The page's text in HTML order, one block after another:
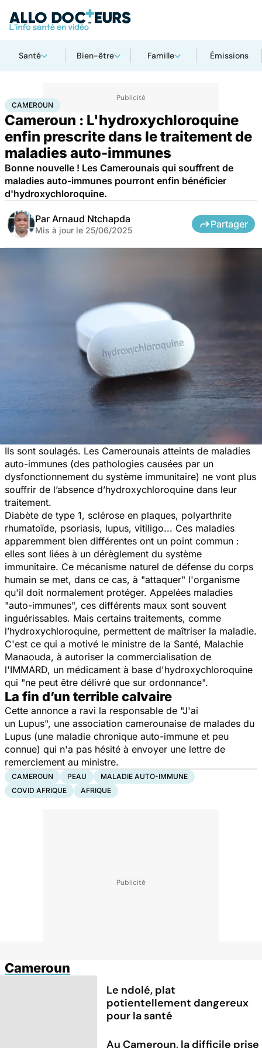
Santé Bien-être Famille Émissions
AccueilSanté Cameroun
CAMEROUN
Cameroun : L'hydroxychloroquine
enfin prescrite dans le traitement de
maladies auto-immunes
Bonne nouvelle ! Les Camerounais qui souffrent de
maladies auto-immunes pourront enfin bénéficier
d'hydroxychloroquine.
Par Arnaud Ntchapda
Mis à jour le 25/06/2025
Partager
Ils sont soulagés. Les Camerounais atteints de maladies
auto-immunes (des pathologies causées par un
dysfonctionnement du système immunitaire) ne vont plus
souffrir de l’absence d’hydroxychloroquine dans leur
traitement.
Diabète de type 1, sclérose en plaques, polyarthrite
rhumatoïde, psoriasis, lupus, vitiligo... Ces maladies
apparemment bien différentes ont un point commun :
elles sont liées à un dérèglement du système
immunitaire. Ce mécanisme naturel de défense du corps
humain se met, dans ce cas, à "attaquer" l'organisme
qu'il doit normalement protéger. Appelées maladies
"auto-immunes", ces différents maux sont souvent
inguérissables. Mais certains traitements, comme
l’hydroxychloroquine, permettent de maîtriser la maladie.
C'est ce qui a motivé le ministre de la Santé, Malachie
Manaouda, à autoriser la commercialisation de
l'IMMARD, un médicament à base d'hydroxychloroquine
qui "ne peut être délivré que sur ordonnance".
La fin d’un terrible calvaire
Cette annonce a ravi la responsable de "J'ai
un Lupus", une association camerounaise de malades du
Lupus (une maladie chronique auto-immune et peu
connue) qui n'a pas hésité à envoyer une lettre de
remerciement au ministre.
CAMEROUN PEAU
MALADIE AUTO-IMMUNE
COVID AFRIQUE
AFRIQUE
Cameroun
Le ndolé, plat
potientellement dangereux
pour la santé
Au Cameroun, la difficile prise